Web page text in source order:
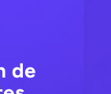
de